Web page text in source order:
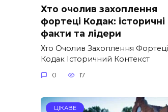
Хто очолив захоплення
фортеці Кодак: історичні
факти та лідери
Хто Очолив Захоплення Фортеці
Кодак Історичний Контекст
0 17
ЦІКАВЕ